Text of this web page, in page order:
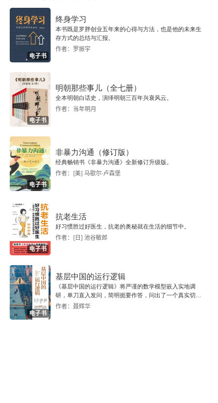
第二节 影响女性生殖健康的性伴侣因素
第三节 影响女性生殖健康的社会因素
第四节 影响女性生殖健康的环境因素
练习题
第四章 女性生殖健康影响因素案例
案例一 日益增长的体重
案例二 我做错了什么？
案例三 医生，我怀孕了吗？
第五章 女性生殖健康的维护方案
案例导入：世界上唯一的后悔药
第一节 维护女性生殖健康的政策法规
冻技术
第三节 维护女性生殖健康的手段之二：子宫颈癌的
预防
电子书
终身学习
本书既是罗胖创业五年来的心得与方法，也是他的未来生
存方式的总结与汇报。
作者：罗振宇
电子书
明朝那些事儿（全七册）
全本明朝白话史，演绎明朝三百年兴衰风云。
作者：当年明月
电子书
非暴力沟通（修订版）
经典畅销书《非暴力沟通》全新修订升级版。
作者：[美] 马歇尔·卢森堡
电子书
抗老生活
好习惯胜过好医生，抗老的奥秘就在生活的细节中。
作者：[日] 池谷敏郎
电子书
基层中国的运行逻辑
《基层中国的运行逻辑》将严谨的数学模型嵌入实地调
研，单刀直入发问，简明扼要作答，问出了一个真实切近
的基层中国。
作者：聂辉华